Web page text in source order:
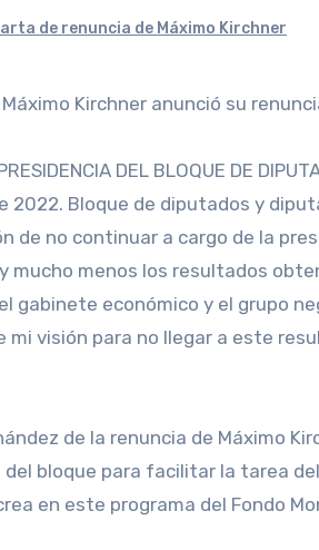
de renuncia de Máximo Kirchner
Máximo Kirchner anunció su
DEL BLOQUE DE
2022. Bloque de diputados y
de no continuar a cargo de la
menos los resultados
gabinete económico y el grupo
mi visión para no llegar a este
de la renuncia de Máximo
bloque para facilitar la tarea
en este programa del Fondo